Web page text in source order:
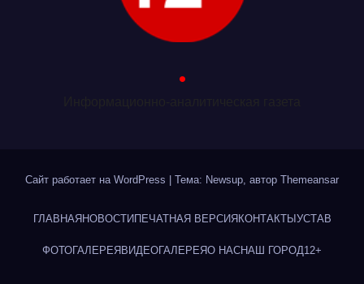
.
Сайт работает на WordPress | Тема: Newsup, автор Themeansar
ГЛАВНАЯ НОВОСТИ ПЕЧАТНАЯ ВЕРСИЯ КОНТАКТЫ УСТАВ
ФОТОГАЛЕРЕЯВИДЕОГАЛЕРЕЯО НАСНАШ ГОРОД12+